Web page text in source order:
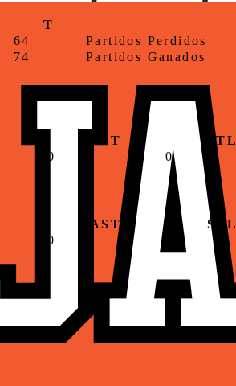
T
64
Partidos Perdidos
74 Partidos Ganados
AST STL
0 0
AST STL
0